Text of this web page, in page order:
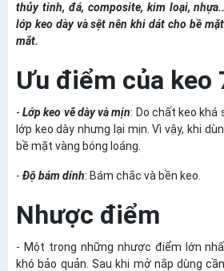
thủy tinh, đá, composite, kim loại,
lớp keo dày và sệt nên khi dát cho bề
mắt.
Ưu điểm của keo
-Lớp keo vẽ dày và mịn: Do chất keo khá
lớp keo dày nhưng lại mịn. Vì vậy, khi
bề mặt vàng bóng loáng.
- Độ bám dính: Bám chắc và bền keo.
Nhược điểm
- Một trong những nhược điểm lớn
khó bảo quản. Sau khi mở nắp dùng